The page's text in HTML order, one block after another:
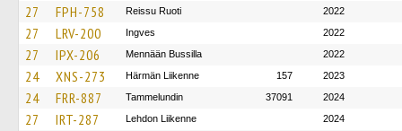
27 FPH-758 Reissu Ruoti 2022
27 LRV-200 Ingves 2022
27 IPX-206 Mennään Bussilla 2022
24 XNS-273 Härmän Liikenne 157 2023
24 FRR-887 Tammelundin 37091 2024
27 IRT-287 Lehdon Liikenne 2024